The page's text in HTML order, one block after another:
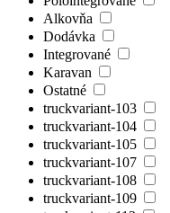
Alkovňa
Dodávka
Integrované
Karavan
Ostatné
truckvariant-103
truckvariant-104
truckvariant-105
truckvariant-107
truckvariant-108
truckvariant-109